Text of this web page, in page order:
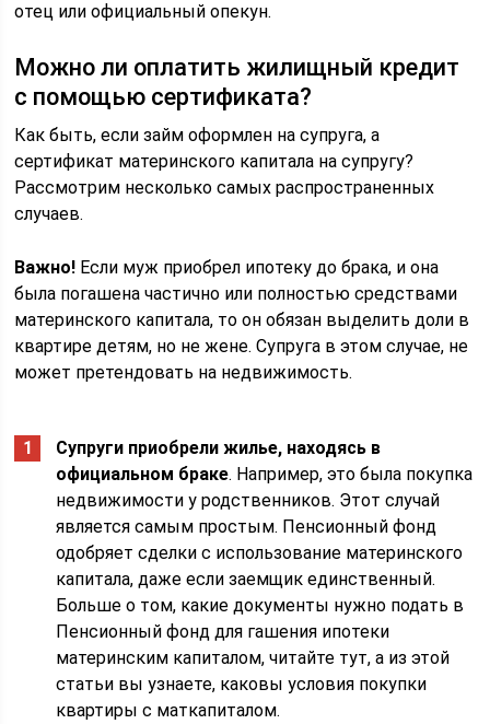
отец или официальный опекун.
Можно ли оплатить жилищный кредит
с помощью сертификата?
Как быть, если займ оформлен на супруга, а
сертификат материнского капитала на супругу?
Рассмотрим несколько самых распространенных
случаев.
Важно! Если муж приобрел ипотеку до брака, и она
была погашена частично или полностью средствами
материнского капитала, то он обязан выделить доли в
квартире детям, но не жене. Супруга в этом случае, не
может претендовать на недвижимость.
Супруги приобрели жилье, находясь в
официальном браке. Например, это была покупка
недвижимости у родственников. Этот случай
является самым простым. Пенсионный фонд
одобряет сделки с использование материнского
капитала, даже если заемщик единственный.
Больше о том, какие документы нужно подать в
Пенсионный фонд для гашения ипотеки
материнским капиталом, читайте тут, а из этой
статьи вы узнаете, каковы условия покупки
квартиры с маткапиталом.